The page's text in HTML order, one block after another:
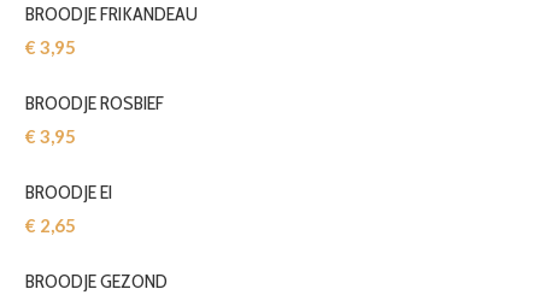
BROODJE FRIKANDEAU
€ 3,95‎
BROODJE ROSBIEF
€ 3,95‎
BROODJE EI
€ 2,65‎
BROODJE GEZOND